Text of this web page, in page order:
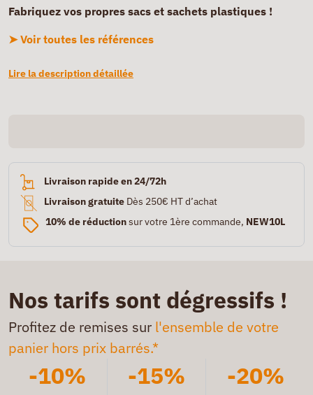
Fabriquez vos propres sacs et sachets plastiques !
➤ Voir toutes les références
Lire la description détaillée
Livraison rapide en 24/72h
Livraison gratuite Dès 250€ HT d’achat
10% de réductionsur votre 1ère commande, NEW10L
Nos tarifs sont dégressifs !
Profitez de remises sur l'ensemble de votre
panier hors prix barrés.*
-10% -15% -20%